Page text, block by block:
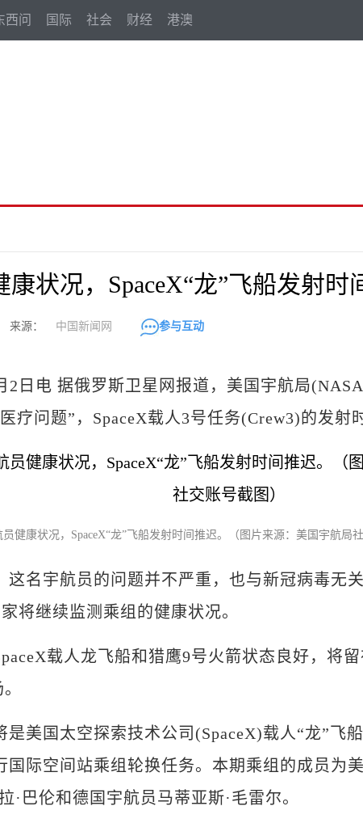
西问 国际 社会 财经 港澳
康状况，SpaceX“龙”飞船发射时
来源： 中国新闻网 参与互动
2日电 据俄罗斯卫星网报道，美国宇航局
疗问题”，SpaceX载人3号任务(Crew3)的发射
员健康状况，SpaceX“龙”飞船发射时间推迟。（图片来源：美国宇航局
宇航员的问题并不严重，也与新冠病毒无
将继续监测乘组的健康状况。
载人龙飞船和猎鹰9号火箭状态良好，将留
国太空探索技术公司(SpaceX)载人“龙”飞
国际空间站乘组轮换任务。本期乘组的成员为
·巴伦和德国宇航员马蒂亚斯·毛雷尔。